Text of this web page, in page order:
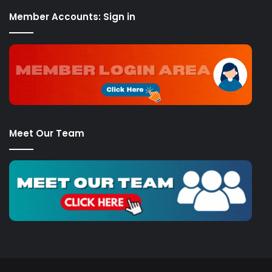
Member Accounts: Sign in
Meet Our Team